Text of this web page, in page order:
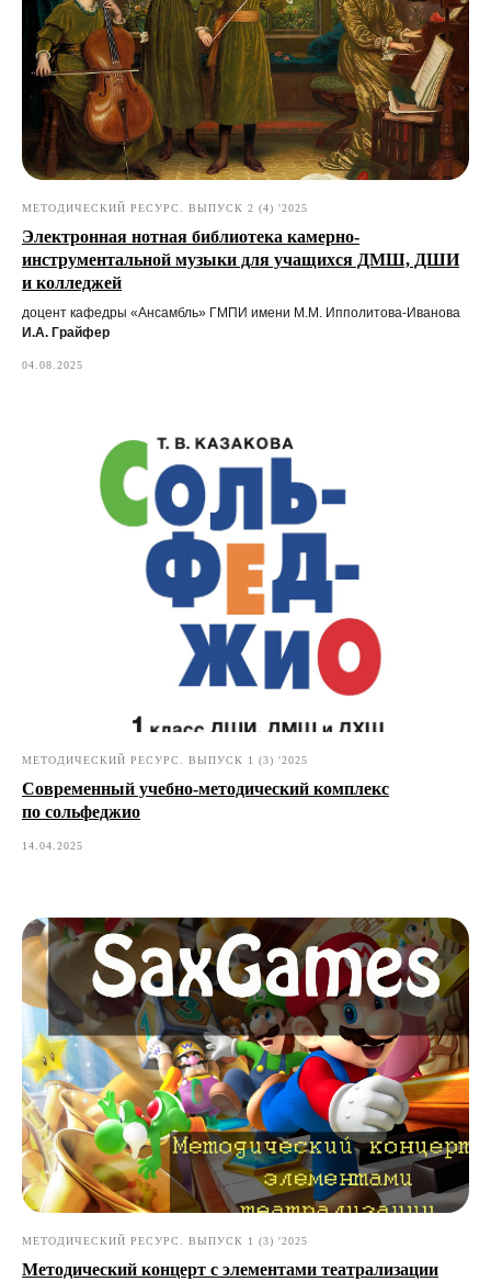
МЕТОДИЧЕСКИЙ РЕСУРС. ВЫПУСК 2 (4) '2025
Электронная нотная библиотека камерно-
инструментальной музыки для учащихся ДМШ, ДШИ
и колледжей
доцент кафедры «Ансамбль» ГМПИ имени М.М. Ипполитова-Иванова
И.А. Грайфер
04.08.2025
МЕТОДИЧЕСКИЙ РЕСУРС. ВЫПУСК 1 (3) '2025
Современный учебно-методический комплекс
по сольфеджио
14.04.2025
МЕТОДИЧЕСКИЙ РЕСУРС. ВЫПУСК 1 (3) '2025
Методический концерт с элементами театрализации